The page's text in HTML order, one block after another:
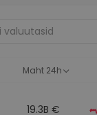
Maht 24h
19.3B €